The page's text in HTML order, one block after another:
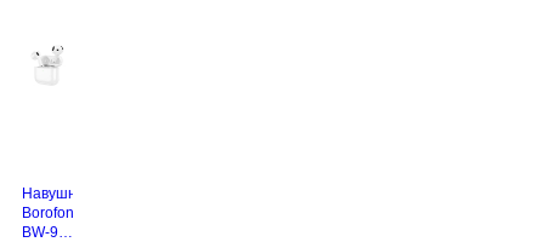
Навушники
Borofone
BW-94